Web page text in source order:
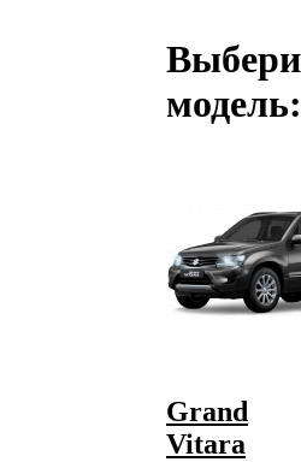
модель:
Grand
Vitara